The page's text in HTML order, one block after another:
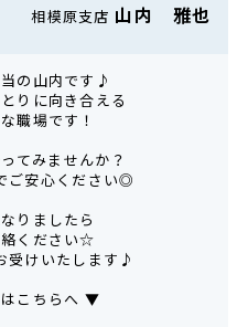
相模原支店 山内 雅也
の山内です♪
りに向き合える
職場です！
てみませんか？
ご安心ください◎
りましたら
ください☆
受けいたします♪
こちらへ ▼